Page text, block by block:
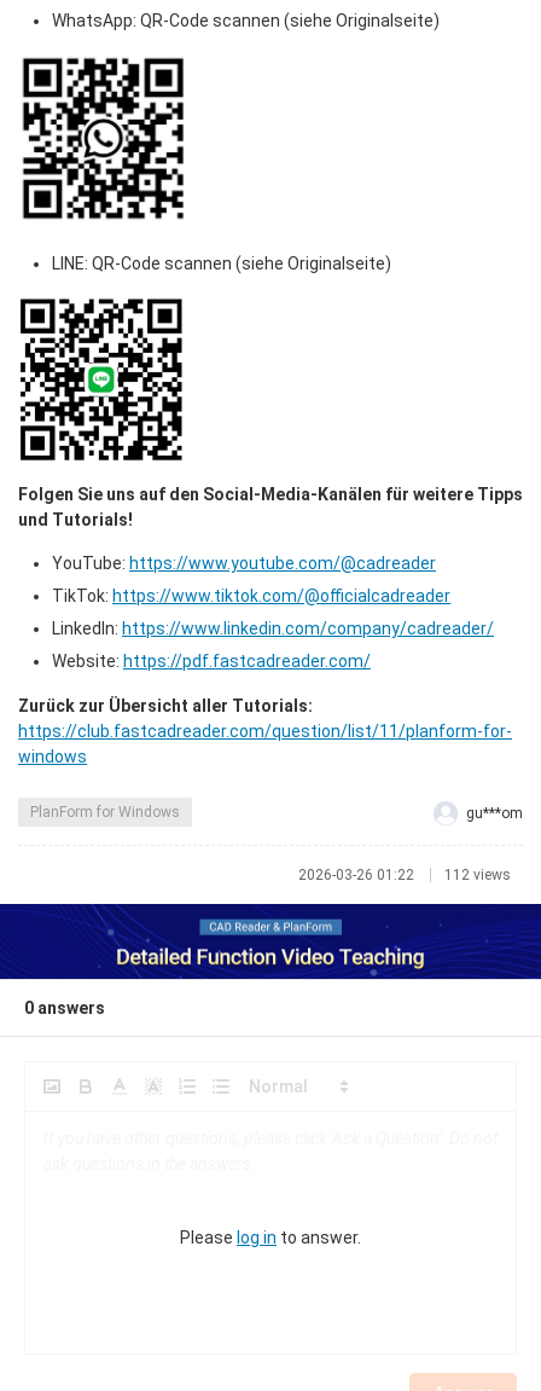
WhatsApp: QR-Code scannen (siehe Originalseite)
LINE: QR-Code scannen (siehe Originalseite)
Folgen Sie uns auf den Social-Media-Kanälen für weitere Tipps
und Tutorials!
YouTube: https://www.youtube.com/@cadreader
TikTok: https://www.tiktok.com/@officialcadreader
LinkedIn: https://www.linkedin.com/company/cadreader/
Website: https://pdf.fastcadreader.com/
Zurück zur Übersicht aller Tutorials:
https://club.fastcadreader.com/question/list/11/planform-for-
windows
PlanForm for Windows gu***om
2026-03-26 01:22 112 views
0 answers
Please log in to answer.